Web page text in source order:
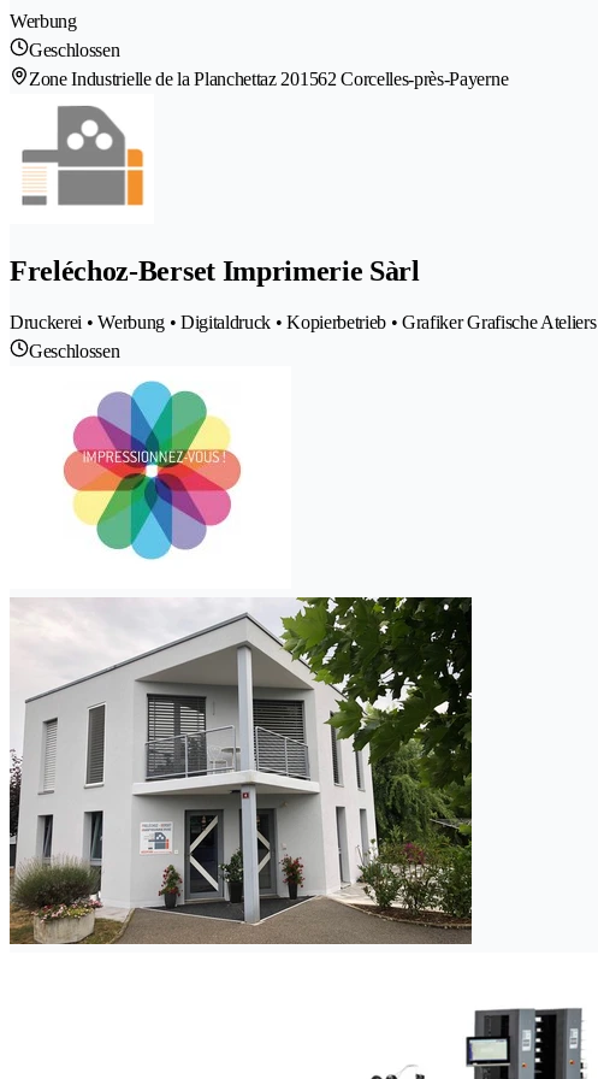
Werbung
Geschlossen
Zone Industrielle de la Planchettaz 201562 Corcelles-près-Payerne
Freléchoz-Berset Imprimerie Sàrl
Druckerei • Werbung • Digitaldruck • Kopierbetrieb • Grafiker Grafische Ateliers
Geschlossen